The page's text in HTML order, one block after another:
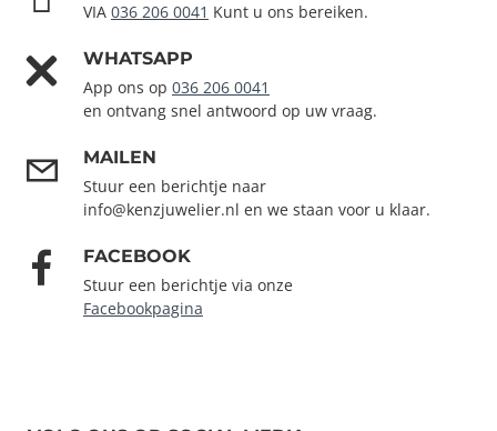
VIA 036 206 0041 Kunt u ons bereiken.
WHATSAPP
App ons op 036 206 0041
en ontvang snel antwoord op uw vraag.
MAILEN
Stuur een berichtje naar
info@kenzjuwelier.nl en we staan voor u klaar.
FACEBOOK
Stuur een berichtje via onze
Facebookpagina